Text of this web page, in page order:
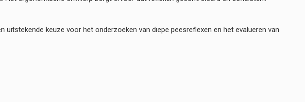
keuze voor het onderzoeken van diepe peesreflexen en het evalueren van